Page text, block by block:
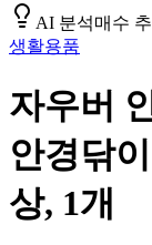
AI 분석매수
생활용품
자우버
안경닦
상, 1개